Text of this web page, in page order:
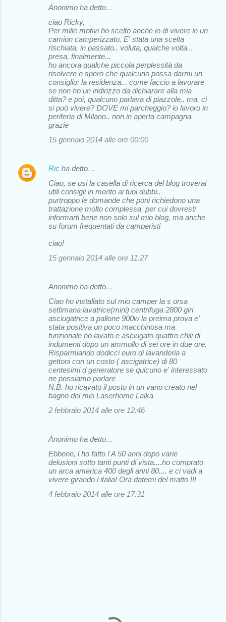
Anonimo ha detto…
ciao Ricky,
Per mille motivi ho scelto anche io di vivere in un
camion camperizzato. E' stata una scelta
rischiata, in passato.. voluta, qualche volta...
presa, finalmente...
ho ancora qualche piccola perplessità da
risolvere e spero che qualcuno possa darmi un
consiglio: la residenza... come faccio a lavorare
se non ho un indirizzo da dichiarare alla mia
ditta? e poi, qualcuno parlava di piazzole.. ma, ci
si può vivere? DOVE mi parcheggio? io lavoro in
periferia di Milano.. non in aperta campagna.
grazie
15 gennaio 2014 alle ore 00:00
Ric ha detto…
Ciao, se usi la casella di ricerca del blog troverai
utili consigli in merito ai tuoi dubbi..
purtroppo le domande che poni richiedono una
trattazione molto complessa, per cui dovresti
informarti bene non solo sul mio blog, ma anche
su forum frequentati da camperisti
ciao!
15 gennaio 2014 alle ore 11:27
Anonimo ha detto…
Ciao ho installato sul mio camper la s orsa
settimana lavatrice(mini) centrifuga 2800 giri
asciugatrice a pallone 900w la preima prova e'
stata positiva un poco macchinosa ma
funzionale ho lavato e asciugato quattro chili di
indumenti dopo un ammollo di sei ore in due ore.
Risparmiando dodicci euro di lavanderia a
gettoni con un costo ( ascigatrice) di 80
centesimi d generatore se qulcuno e' interessato
ne possiamo parlare
N.B. ho ricavato il posto in un vano creato nel
bagno del mio Laserhome Laika
2 febbraio 2014 alle ore 12:46
Anonimo ha detto…
Ebbene, l ho fatto ! A 50 anni dopo varie
delusioni sotto tanti punti di vista....ho comprato
un arca america 400 degli anni 80.... e ci vadi a
vivere girando l italia! Ora datemi del matto !!!
4 febbraio 2014 alle ore 17:31